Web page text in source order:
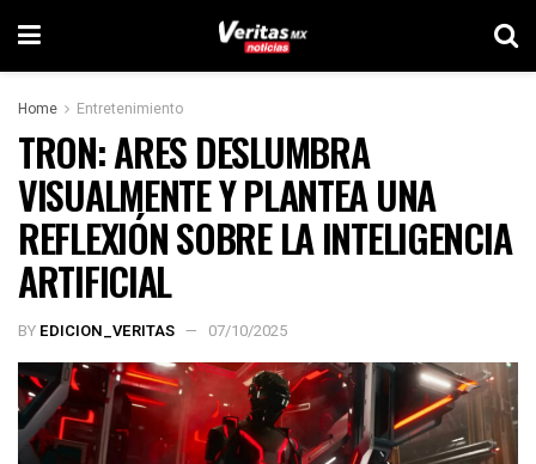
Home Entretenimiento
TRON: ARES DESLUMBRA
VISUALMENTE Y PLANTEA UNA
REFLEXIÓN SOBRE LA INTELIGENCIA
ARTIFICIAL
BY EDICION_VERITAS 07/10/2025